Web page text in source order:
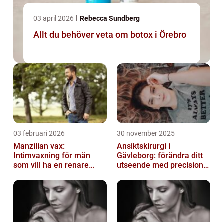
03 april 2026 Rebecca Sundberg
Allt du behöver veta om botox i Örebro
03 februari 2026
Manzilian vax:
Intimvaxning för män
som vill ha en renare
30 november 2025
Ansiktskirurgi i
Gävleborg: förändra ditt
utseende med precision